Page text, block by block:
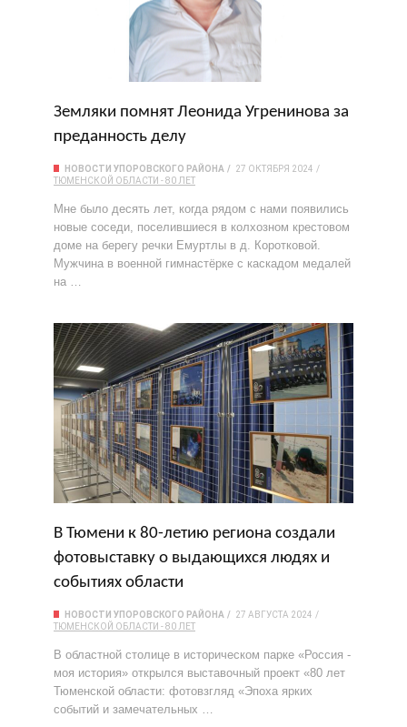
Земляки помнят Леонида Угренинова за
преданность делу
НОВОСТИ УПОРОВСКОГО РАЙОНА
27 ОКТЯБРЯ 2024
ТЮМЕНСКОЙ ОБЛАСТИ - 80 ЛЕТ
Мне было десять лет, когда рядом с нами появились
новые соседи, поселившиеся в колхозном крестовом
доме на берегу речки Емуртлы в д. Коротковой.
Мужчина в военной гимнастёрке с каскадом медалей
на …
В Тюмени к 80-летию региона создали
фотовыставку о выдающихся людях и
событиях области
НОВОСТИ УПОРОВСКОГО РАЙОНА
27 АВГУСТА 2024
ТЮМЕНСКОЙ ОБЛАСТИ - 80 ЛЕТ
В областной столице в историческом парке «Россия -
моя история» открылся выставочный проект «80 лет
Тюменской области: фотовзгляд «Эпоха ярких
событий и замечательных …